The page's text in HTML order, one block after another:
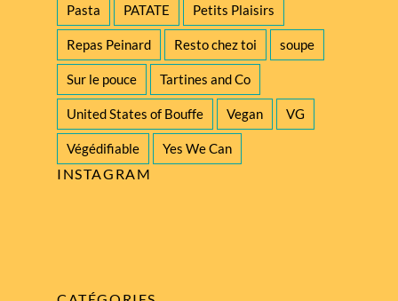
Pasta PATATE Petits Plaisirs
Repas Peinard Resto chez toi soupe
Sur le pouce Tartines and Co
United States of Bouffe Vegan VG
Végédifiable Yes We Can
INSTAGRAM